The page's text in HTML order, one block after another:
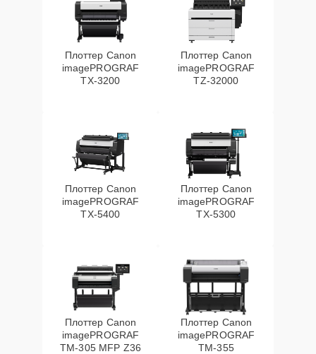
Плоттер Canon
imagePROGRAF
TX-3200
Плоттер Canon
imagePROGRAF
TZ-32000
Плоттер Canon
imagePROGRAF
TX-5400
Плоттер Canon
imagePROGRAF
TX-5300
Плоттер Canon
imagePROGRAF
TM-305 MFP Z36
Плоттер Canon
imagePROGRAF
TM-355